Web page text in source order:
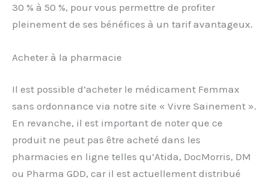
30 % à 50 %, pour vous permettre de profiter
pleinement de ses bénéfices à un tarif avantageux.
Acheter à la pharmacie
Il est possible d’acheter le médicament Femmax
sans ordonnance via notre site « Vivre Sainement ».
En revanche, il est important de noter que ce
produit ne peut pas être acheté dans les
pharmacies en ligne telles qu’Atida, DocMorris, DM
ou Pharma GDD, car il est actuellement distribué